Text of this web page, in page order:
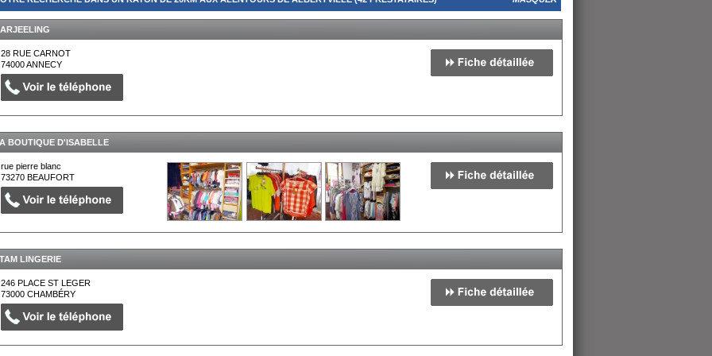
28 RUE CARNOT
74000ANNECY
BOUTIQUE D'ISABELLE
rue pierre blanc
73270 BEAUFORT
LINGERIE
246 PLACE ST LEGER
73000CHAMBÉRY